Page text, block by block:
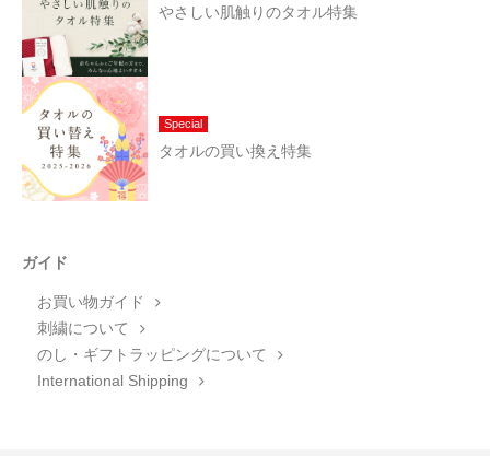
やさしい肌触りのタオル特集
Special
タオルの買い換え特集
ガイド
お買い物ガイド
刺繍について
のし・ギフトラッピングについて
International Shipping